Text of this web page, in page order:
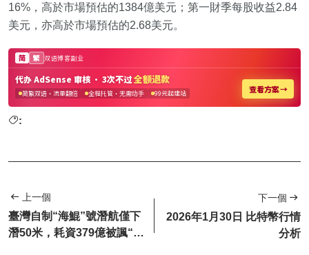
16%，高於市場預估的1384億美元；第一財季每股收益2.84
美元，亦高於市場預估的2.68美元。
:
上一個
臺灣自制“海鯤”號潛航僅下
潛50米，耗資379億被諷“淺
下一個
2026年1月30日 比特幣行情
分析